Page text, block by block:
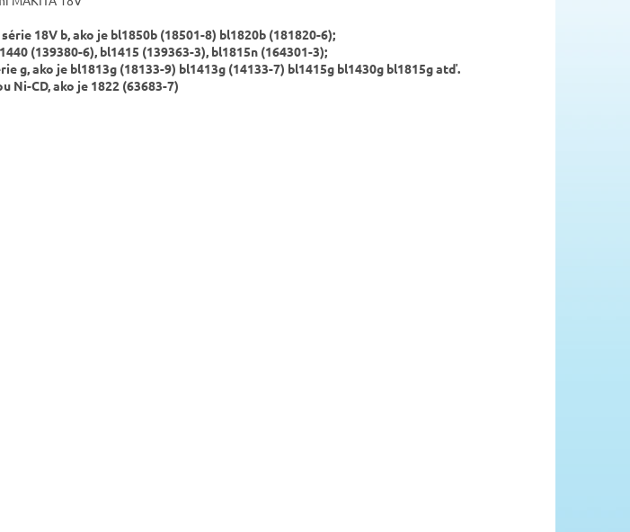
18V b, ako je bl1850b (18501-8) bl1820b (181820-6);
(139380-6), bl1415 (139363-3), bl1815n (164301-3);
g, ako je bl1813g (18133-9) bl1413g (14133-7) bl1415g bl1430g bl1815g atď.
Ni-CD, ako je 1822 (63683-7)